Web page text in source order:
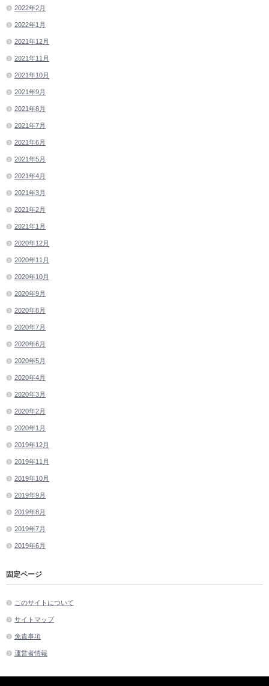
2022年2月
2022年1月
2021年12月
2021年11月
2021年10月
2021年9月
2021年8月
2021年7月
2021年6月
2021年5月
2021年4月
2021年3月
2021年2月
2021年1月
2020年12月
2020年11月
2020年10月
2020年9月
2020年8月
2020年7月
2020年6月
2020年5月
2020年4月
2020年3月
2020年2月
2020年1月
2019年12月
2019年11月
2019年10月
2019年9月
2019年8月
2019年7月
2019年6月
固定ページ
このサイトについて
サイトマップ
免責事項
運営者情報